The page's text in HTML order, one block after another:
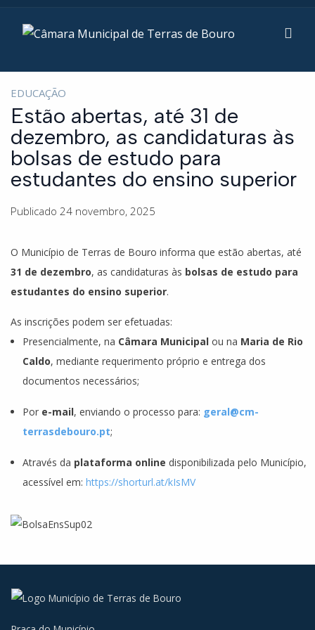
EDUCAÇÃO
Estão abertas, até 31 de
dezembro, as candidaturas às
bolsas de estudo para
estudantes do ensino superior
Publicado 24 novembro, 2025
O Município de Terras de Bouro informa que estão abertas, até
31 de dezembro, as candidaturas às bolsas de estudo para
estudantes do ensino superior.
As inscrições podem ser efetuadas:
Presencialmente, na Câmara Municipal ou na Maria de Rio
Caldo, mediante requerimento próprio e entrega dos
documentos necessários;
Por e-mail, enviando o processo para: geral@cm-
terrasdebouro.pt;
Através da plataforma online disponibilizada pelo Município,
acessível em: https://shorturl.at/kIsMV